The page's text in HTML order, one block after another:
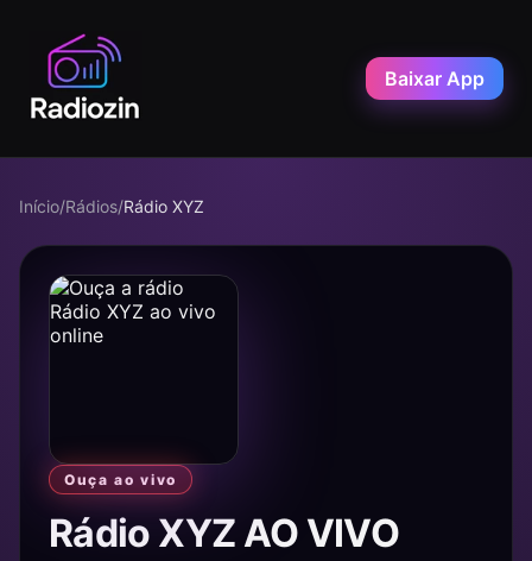
Baixar App
Início/Rádios/Rádio XYZ
Ouça ao vivo
Rádio XYZ AO VIVO